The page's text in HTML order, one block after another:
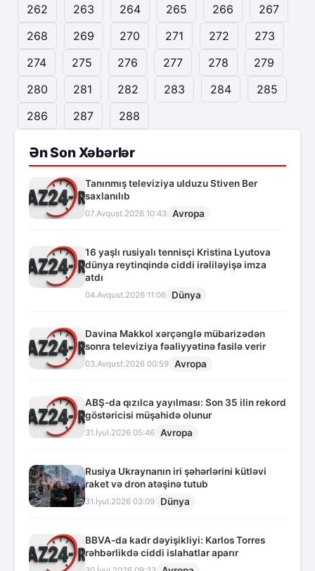
262
263 264 265 266
267
268
269 270 271 272
273
274
275 276 277 278
279
280
281 282 283 284
285
286
287 288
Ən Son Xəbərlər
Tanınmış televiziya ulduzu Stiven Ber
saxlanılıb
07.Avqust.2026 10:43 Avropa
16 yaşlı rusiyalı tennisçi Kristina Lyutova
dünya reytinqində ciddi irəliləyişə imza
atdı
04.Avqust.2026 11:06 Dünya
Davina Makkol xərçənglə mübarizədən
sonra televiziya fəaliyyətinə fasilə verir
03.Avqust.2026 00:59 Avropa
ABŞ-da qızılca yayılması: Son 35 ilin rekord
göstəricisi müşahidə olunur
31.İyul.2026 05:46 Avropa
Rusiya Ukraynanın iri şəhərlərini kütləvi
raket və dron atəşinə tutub
31.İyul.2026 03:09 Dünya
BBVA-da kadr dəyişikliyi: Karlos Torres
rəhbərlikdə ciddi islahatlar aparır